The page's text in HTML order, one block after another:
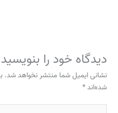
دیدگاه‌ خود را بنویسید
نشانی ایمیل شما منتشر نخواهد شد.
شده‌اند*